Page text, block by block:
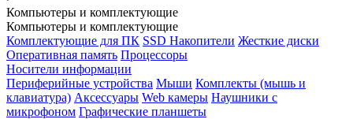
Компьютеры и комплектующие
Компьютеры и комплектующие
Комплектующие для ПК SSD Накопители Жесткие диски
Оперативная память Процессоры
Носители информации
Периферийные устройства Мыши Комплекты (мышь и
клавиатура) Аксессуары Web камеры Наушники с
микрофоном Графические планшеты